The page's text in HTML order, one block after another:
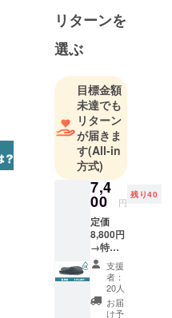
シンガポー
ルではイル
ビゾンテ、
タトラスな
どのラグ
ジュアリー
ブランドを
取り扱うセ
レクト
ショップの
店長をして
ました。
ファッショ
ン業界は残
念ながら気
候変動に与
リターンを
選ぶ
目標金額
未達でも
リターン
が届きま
す(All-in
方式)
7,4
00 円
残り40
定価
8,800円
→特別
価格
7,400円
内容 コ
ン
フォー
支援
者：
20人
お届
け予